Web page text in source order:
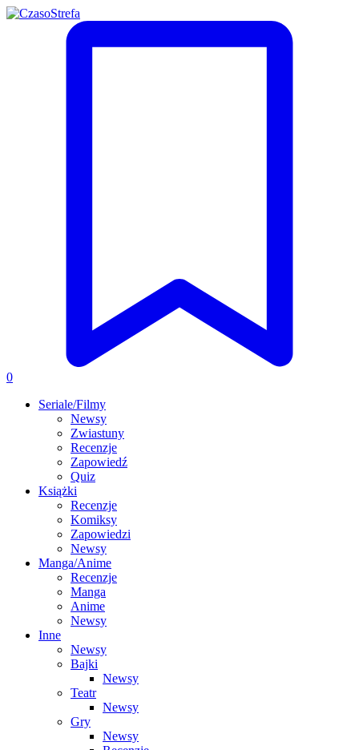
0
Seriale/Filmy
Newsy
Zwiastuny
Recenzje
Zapowiedź
Quiz
Książki
Recenzje
Komiksy
Zapowiedzi
Newsy
Manga/Anime
Recenzje
Manga
Anime
Newsy
Inne
Newsy
Bajki
Newsy
Teatr
Newsy
Gry
Newsy